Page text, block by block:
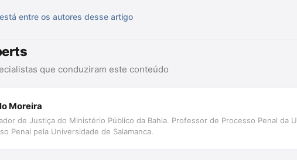
entre os autores desse artigo
que conduziram este conteúdo
Moreira
de Justiça do Ministério Público da Bahia. Professor de Processo Penal da
Penal pela Universidade de Salamanca.